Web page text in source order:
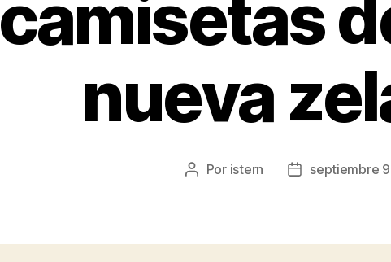
camisetas
nueva
Autor
Por istern
Fechaseptiembre